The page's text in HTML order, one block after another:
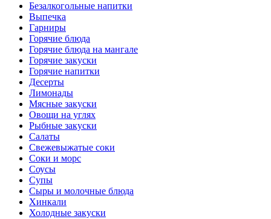
Безалкогольные напитки
Выпечка
Гарниры
Горячие блюда
Горячие блюда на мангале
Горячие закуски
Горячие напитки
Десерты
Лимонады
Мясные закуски
Овощи на углях
Рыбные закуски
Салаты
Свежевыжатые соки
Соки и морс
Соусы
Супы
Сыры и молочные блюда
Хинкали
Холодные закуски